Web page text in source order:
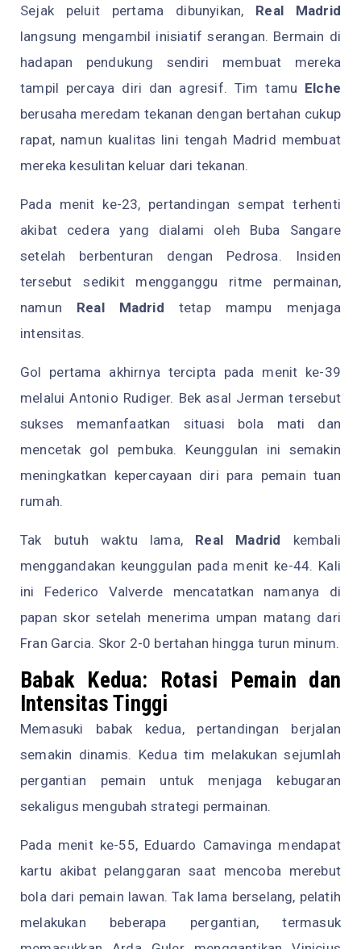
Sejak peluit pertama dibunyikan, Real Madrid
langsung mengambil inisiatif serangan. Bermain di
hadapan pendukung sendiri membuat mereka
tampil percaya diri dan agresif. Tim tamu Elche
berusaha meredam tekanan dengan bertahan cukup
rapat, namun kualitas lini tengah Madrid membuat
mereka kesulitan keluar dari tekanan.
Pada menit ke-23, pertandingan sempat terhenti
akibat cedera yang dialami oleh Buba Sangare
setelah berbenturan dengan Pedrosa. Insiden
tersebut sedikit mengganggu ritme permainan,
namun Real Madrid tetap mampu menjaga
intensitas.
Gol pertama akhirnya tercipta pada menit ke-39
melalui Antonio Rudiger. Bek asal Jerman tersebut
sukses memanfaatkan situasi bola mati dan
mencetak gol pembuka. Keunggulan ini semakin
meningkatkan kepercayaan diri para pemain tuan
rumah.
Tak butuh waktu lama, Real Madrid kembali
menggandakan keunggulan pada menit ke-44. Kali
ini Federico Valverde mencatatkan namanya di
papan skor setelah menerima umpan matang dari
Fran Garcia. Skor 2-0 bertahan hingga turun minum.
Babak Kedua: Rotasi Pemain dan
Intensitas Tinggi
Memasuki babak kedua, pertandingan berjalan
semakin dinamis. Kedua tim melakukan sejumlah
pergantian pemain untuk menjaga kebugaran
sekaligus mengubah strategi permainan.
Pada menit ke-55, Eduardo Camavinga mendapat
kartu akibat pelanggaran saat mencoba merebut
bola dari pemain lawan. Tak lama berselang, pelatih
melakukan beberapa pergantian, termasuk